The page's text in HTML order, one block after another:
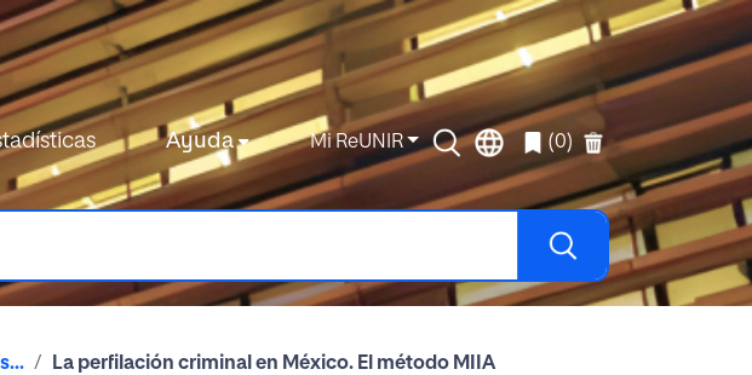
Ayuda Mi ReUNIR (0)
La perfilación criminal en México. El método MIIA